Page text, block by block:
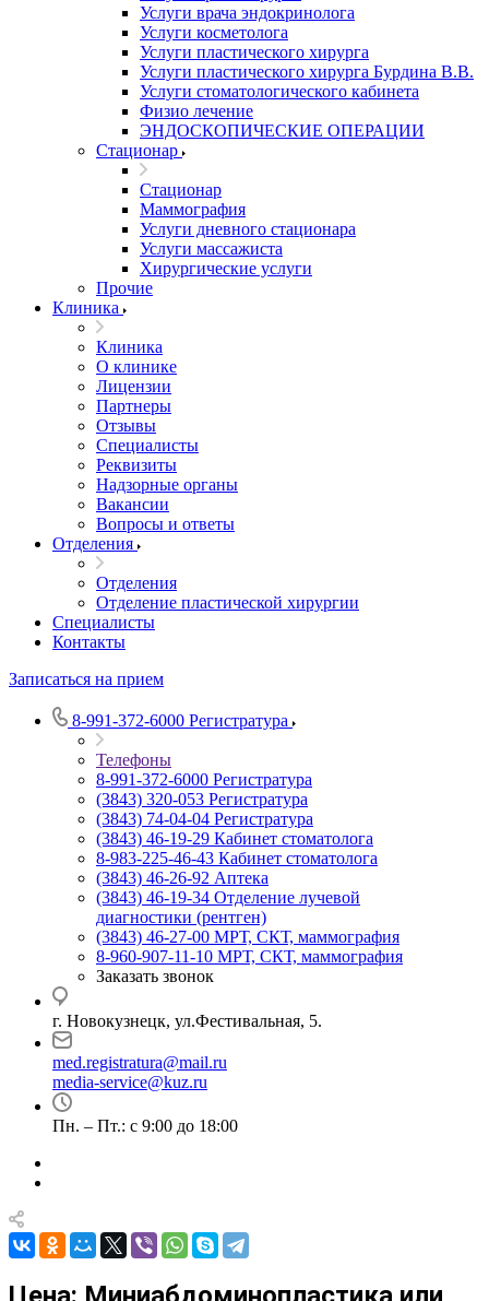
Услуги врача эндокринолога
Услуги косметолога
Услуги пластического хирурга
Услуги пластического хирурга Бурдина В.В.
Услуги стоматологического кабинета
Физио лечение
ЭНДОСКОПИЧЕСКИЕ ОПЕРАЦИИ
Стационар
Стационар
Маммография
Услуги дневного стационара
Услуги массажиста
Хирургические услуги
Прочие
Клиника
Клиника
О клинике
Лицензии
Партнеры
Отзывы
Специалисты
Реквизиты
Надзорные органы
Вакансии
Вопросы и ответы
Отделения
Отделения
Отделение пластической хирургии
Специалисты
Контакты
Записаться на прием
8-991-372-6000 Регистратура
Телефоны
8-991-372-6000 Регистратура
(3843) 320-053 Регистратура
(3843) 74-04-04 Регистратура
(3843) 46-19-29 Кабинет стоматолога
8-983-225-46-43 Кабинет стоматолога
(3843) 46-26-92 Аптека
(3843) 46-19-34 Отделение лучевой
диагностики (рентген)
(3843) 46-27-00 МРТ, СКТ, маммография
8-960-907-11-10 МРТ, СКТ, маммография
Заказать звонок
г. Новокузнецк, ул.Фестивальная, 5.
med.registratura@mail.ru
media-service@kuz.ru
Пн. – Пт.: с 9:00 до 18:00